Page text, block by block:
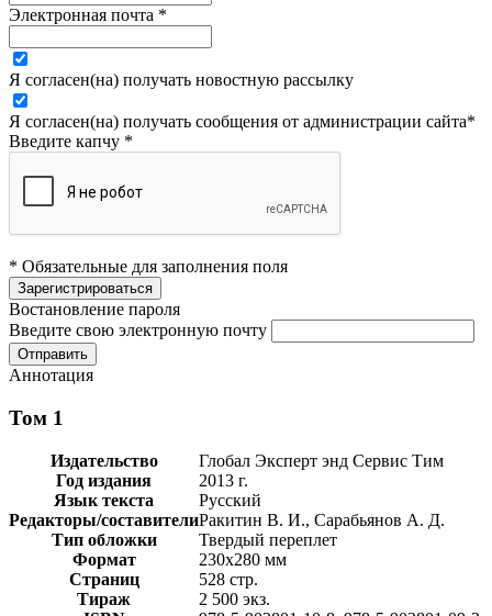
Электронная почта *
Я согласен(на) получать новостную рассылку
Я согласен(на) получать сообщения от администрации сайта*
Введите капчу *
* Обязательные для заполнения поля
Востановление пароля
Введите свою электронную почту
Аннотация
Том 1
Издательство
Глобал Эксперт энд Сервис Тим
Год издания
2013 г.
Язык текста
Русский
Редакторы/составителиРакитин В. И., Сарабьянов А. Д.
Тип обложки
Твердый переплет
Формат
230х280 мм
Страниц
528 стр.
Тираж
2 500 экз.